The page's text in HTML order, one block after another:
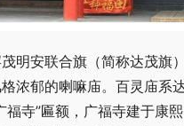
明安联合旗（简称达茂旗
浓郁的喇嘛庙。百灵庙系
寺”匾额，广福寺建于康